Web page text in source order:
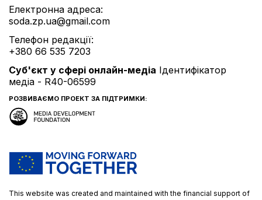
Електронна адреса:
soda.zp.ua@gmail.com
Телефон редакції:
+380 66 535 7203
Cуб'єкт у сфері онлайн-медіа Ідентифікатор
медіа - R40-06599
РОЗВИВАЄМО ПРОЕКТ ЗА ПІДТРИМКИ:
This website was created and maintained with the financial support of